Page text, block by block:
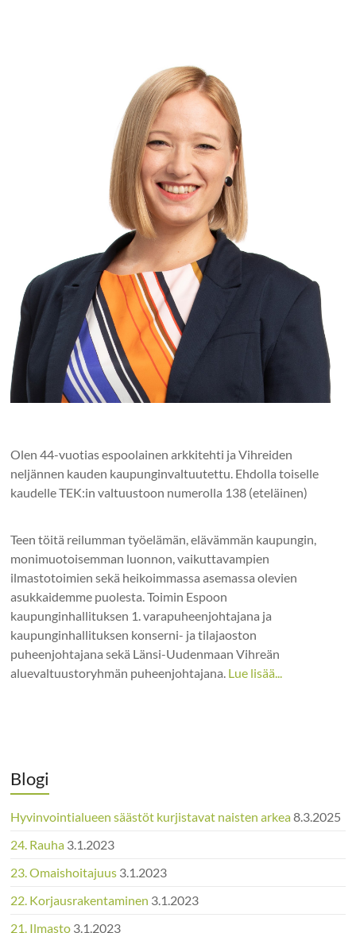
Olen 44-vuotias espoolainen arkkitehti ja Vihreiden
neljännen kauden kaupunginvaltuutettu. Ehdolla toiselle
kaudelle TEK:in valtuustoon numerolla 138 (eteläinen)
Teen töitä reilumman työelämän, elävämmän kaupungin,
monimuotoisemman luonnon, vaikuttavampien
ilmastotoimien sekä heikoimmassa asemassa olevien
asukkaidemme puolesta. Toimin Espoon
kaupunginhallituksen 1. varapuheenjohtajana ja
kaupunginhallituksen konserni- ja tilajaoston
puheenjohtajana sekä Länsi-Uudenmaan Vihreän
aluevaltuustoryhmän puheenjohtajana. Lue lisää...
Blogi
Hyvinvointialueen säästöt kurjistavat naisten arkea8.3.2025
24. Rauha 3.1.2023
23. Omaishoitajuus 3.1.2023
22. Korjausrakentaminen 3.1.2023
21. Ilmasto 3.1.2023